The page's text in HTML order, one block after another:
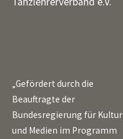
„Gefördert durch die
Beauftragte der
Bundesregierung für Kultur
und Medien im Programm